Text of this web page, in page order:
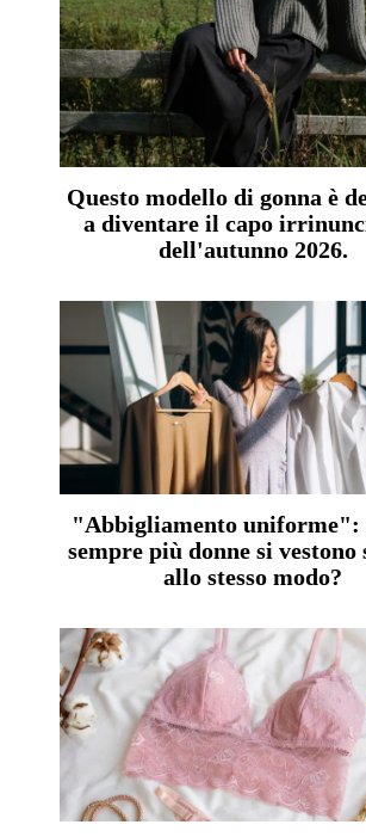
Questo modello di gonna è
a diventare il capo
dell'autunno 2026.
"Abbigliamento uniforme":
sempre più donne si vestono
allo stesso modo?